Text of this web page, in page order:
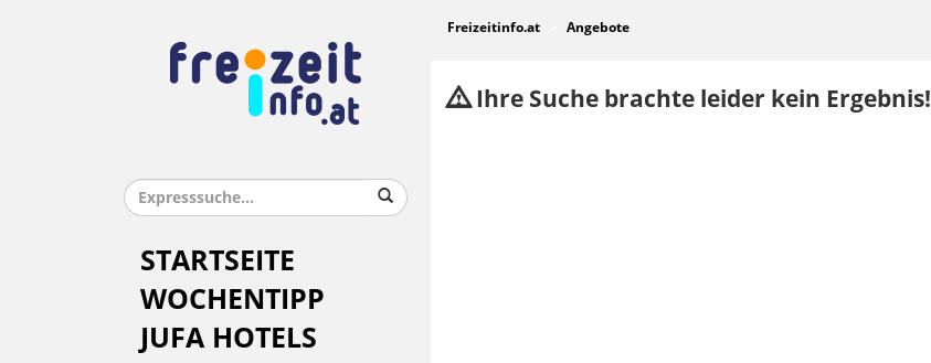
STARTSEITE
WOCHENTIPP
JUFA HOTELS
Freizeitinfo.at Angebote
Ihre Suche brachte leider kein Ergebnis!